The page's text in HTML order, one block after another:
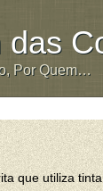
das
Por Quem…
que utiliza